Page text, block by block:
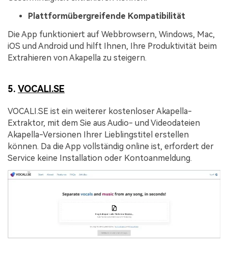
Plattformübergreifende Kompatibilität
Die App funktioniert auf Webbrowsern, Windows, Mac,
iOS und Android und hilft Ihnen, Ihre Produktivität beim
Extrahieren von Akapella zu steigern.
5. VOCALI.SE
VOCALI.SE ist ein weiterer kostenloser Akapella-
Extraktor, mit dem Sie aus Audio- und Videodateien
Akapella-Versionen Ihrer Lieblingstitel erstellen
können. Da die App vollständig online ist, erfordert der
Service keine Installation oder Kontoanmeldung.